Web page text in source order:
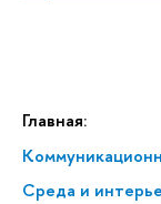
Главная:
Среда и